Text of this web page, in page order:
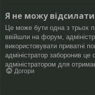
Я не можу
Це може бути одна з трьох
ввійшли на форум,
використовувати приватні
адміністратор заборонив
адміністратором для
Догори